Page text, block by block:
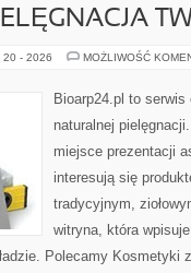
20 - 2026 MOŻLIWOŚĆ
Bioarp24.pl to
naturalnej
miejsce prezentacji
interesują się
tradycyjnym,
witryna, która
Polecamy Kosmetyki